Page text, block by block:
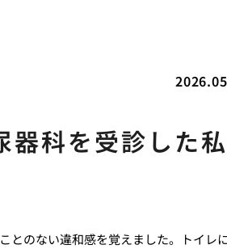
器科を受診した私
とのない違和感を覚えました。トイレ